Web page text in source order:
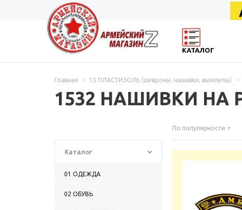
КАТАЛОГ
Главная - 15 ПЛАСТИЗОЛЬ (шевроны, нашивки, вымпелы) -
1532 НАШИВКИ НА
Каталог
01 ОДЕЖДА
02 ОБУВЬ
По популярности